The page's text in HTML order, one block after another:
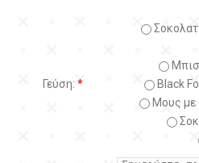
Γεύση: *
Black
Μους